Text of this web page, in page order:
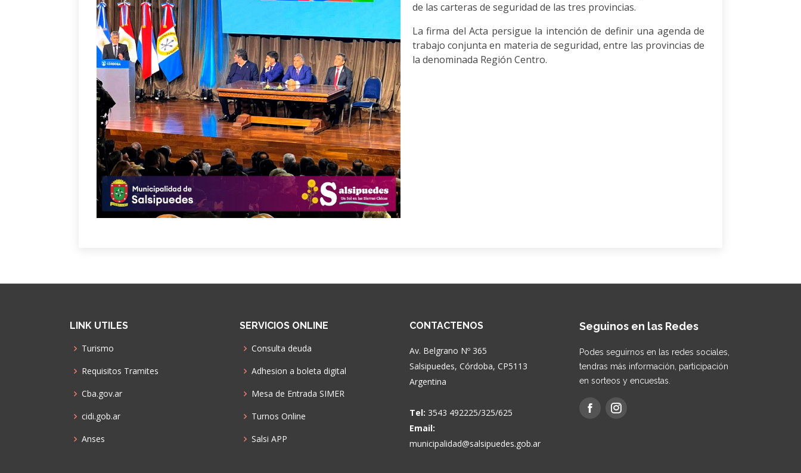
de las carteras de seguridad de las tres provincias.
La firma del Acta persigue la intención de definir una agenda de
trabajo conjunta en materia de seguridad, entre las provincias de
la denominada Región Centro.
LINK UTILES
Turismo
Requisitos Tramites
Cba.gov.ar
cidi.gob.ar
Anses
SERVICIOS ONLINE
Consulta deuda
Adhesion a boleta digital
Mesa de Entrada SIMER
Turnos Online
Salsi APP
CONTACTENOS
Av. Belgrano Nº 365
Salsipuedes, Córdoba, CP5113
Argentina
Tel: 3543 492225/325/625
Email:
municipalidad@salsipuedes.gob.ar
Seguinos en las Redes
Podes seguirnos en las redes sociales,
tendras más información, participación
en sorteos y encuestas.